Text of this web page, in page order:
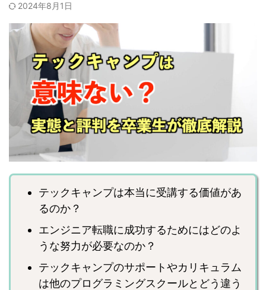
2024年8月1日
テックキャンプは本当に受講する価値があ
るのか？
エンジニア転職に成功するためにはどのよ
うな努力が必要なのか？
テックキャンプのサポートやカリキュラム
は他のプログラミングスクールとどう違う